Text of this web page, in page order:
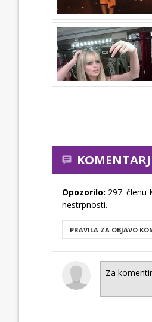
Opozorilo: 297. členu
nestrpnosti.
PRAVILA ZA OBJAVO